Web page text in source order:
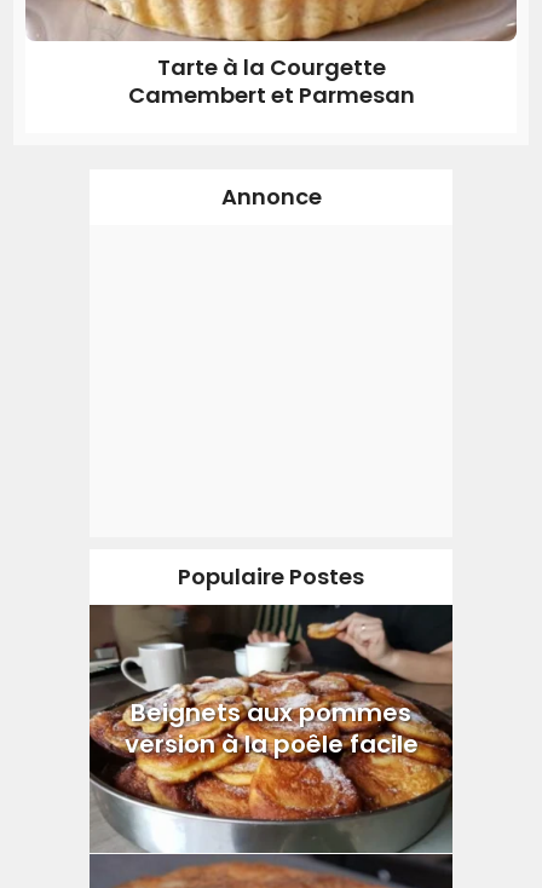
Tarte à la Courgette
Camembert et Parmesan
Annonce
Populaire Postes
Beignets aux pommes
version à la poêle facile